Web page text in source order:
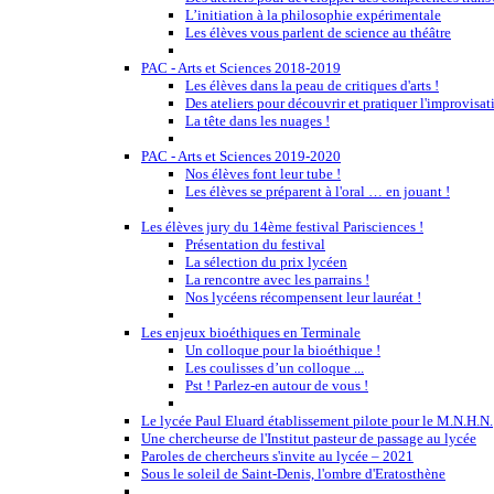
L’initiation à la philosophie expérimentale
Les élèves vous parlent de science au théâtre
PAC - Arts et Sciences 2018-2019
Les élèves dans la peau de critiques d'arts !
Des ateliers pour découvrir et pratiquer
La tête dans les nuages !
PAC - Arts et Sciences 2019-2020
Nos élèves font leur tube !
Les élèves se préparent à l'oral … en jouant !
Les élèves jury du 14ème festival Parisciences !
Présentation du festival
La sélection du prix lycéen
La rencontre avec les parrains !
Nos lycéens récompensent leur lauréat !
Les enjeux bioéthiques en Terminale
Un colloque pour la bioéthique !
Les coulisses d’un colloque ...
Pst ! Parlez-en autour de vous !
Le lycée Paul Eluard établissement pilote pour le M.N.H.N.
Une chercheurse de l'Institut pasteur de passage au lycée
Paroles de chercheurs s'invite au lycée – 2021
Sous le soleil de Saint-Denis, l'ombre d'Eratosthène